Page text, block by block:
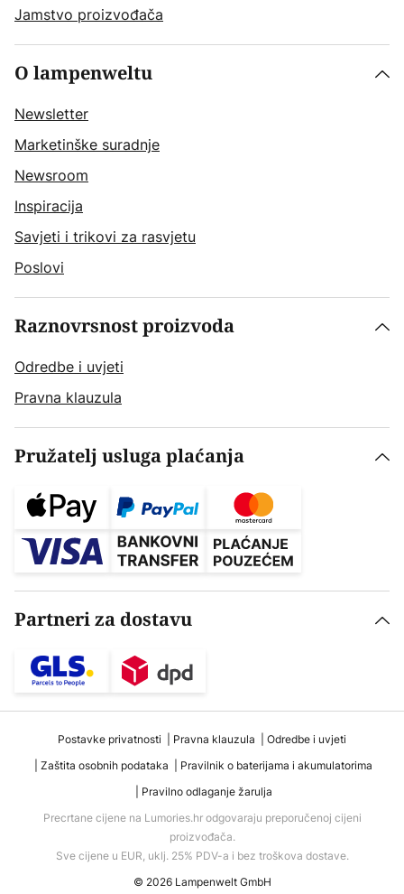
Jamstvo proizvođača
O lampenweltu
Newsletter
Marketinške suradnje
Newsroom
Inspiracija
Savjeti i trikovi za rasvjetu
Poslovi
Raznovrsnost proizvoda
Odredbe i uvjeti
Pravna klauzula
Pružatelj usluga plaćanja
Partneri za dostavu
Postavke privatnosti Pravna klauzula
Odredbe i uvjeti
Zaštita osobnih podataka
Pravilnik o baterijama i akumulatorima
Pravilno odlaganje žarulja
Precrtane cijene na Lumories.hr odgovaraju preporučenoj cijeni
proizvođača.
Sve cijene u EUR, uklj. 25% PDV-a i bez troškova dostave.
© 2026 Lampenwelt GmbH